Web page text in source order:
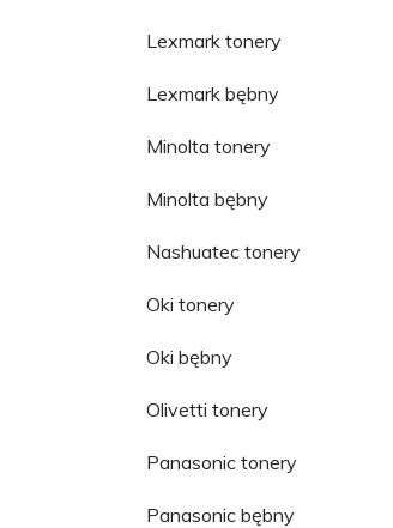
Lexmark tonery
Lexmark bębny
Minolta tonery
Minolta bębny
Nashuatec tonery
Oki tonery
Oki bębny
Olivetti tonery
Panasonic tonery
Panasonic bębny